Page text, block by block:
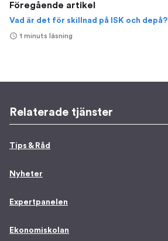
Föregående artikel
Vad är det för skillnad på ISK och
1 minuts läsning
Relaterade tjänster
Tips & Råd
Nyheter
Expertpanelen
Ekonomiskolan